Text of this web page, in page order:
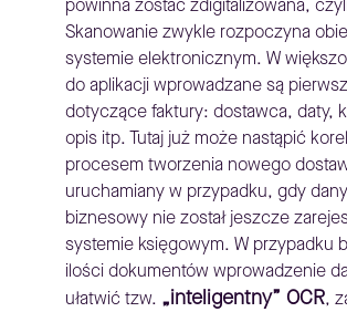
powinna zostać zdigitalizowana,
Skanowanie zwykle rozpoczyna
systemie elektronicznym. W
do aplikacji wprowadzane są
dotyczące faktury: dostawca, daty,
opis itp. Tutaj już może nastąpić
procesem tworzenia nowego
uruchamiany w przypadku, gdy
biznesowy nie został jeszcze
systemie księgowym. W przypadku
ilości dokumentów wprowadzenie
ułatwić tzw. „inteligentny” OCR,